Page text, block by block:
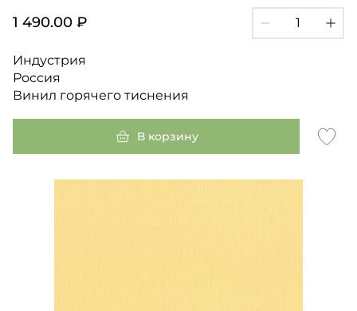
1 490.00 ₽
Индустрия
Россия
Винил горячего тиснения
В корзину